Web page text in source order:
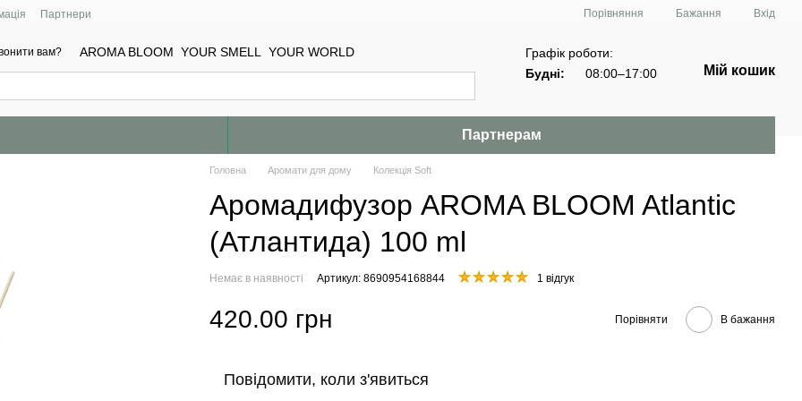
Партнери Порівняння Бажання Вхід
вам? AROMA BLOOM YOUR SMELL YOUR WORLD
Графік роботи:
Будні:
08:00–17:00 Мій кошик
Партнерам
Головна Аромати для дому Колекція Soft
Аромадифузор AROMA BLOOM Atlantic
(Атлантида) 100 ml
Немає в наявності Артикул: 8690954168844 1 відгук
420.00 грн Порівняти В бажання
Повідомити, коли з'явиться